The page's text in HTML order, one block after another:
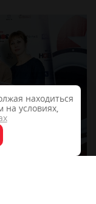
находиться
на условиях,